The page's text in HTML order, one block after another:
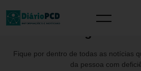
Fique por dentro de todas as notícias
da pessoa com